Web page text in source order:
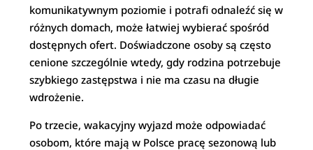
komunikatywnym poziomie i potrafi odnaleźć się w
różnych domach, może łatwiej wybierać spośród
dostępnych ofert. Doświadczone osoby są często
cenione szczególnie wtedy, gdy rodzina potrzebuje
szybkiego zastępstwa i nie ma czasu na długie
wdrożenie.
Po trzecie, wakacyjny wyjazd może odpowiadać
osobom, które mają w Polsce pracę sezonową lub